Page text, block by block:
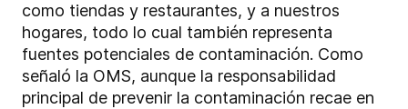
como tiendas y restaurantes, y a nuestros
hogares, todo lo cual también representa
fuentes potenciales de contaminación. Como
señaló la OMS, aunque la responsabilidad
principal de prevenir la contaminación recae en